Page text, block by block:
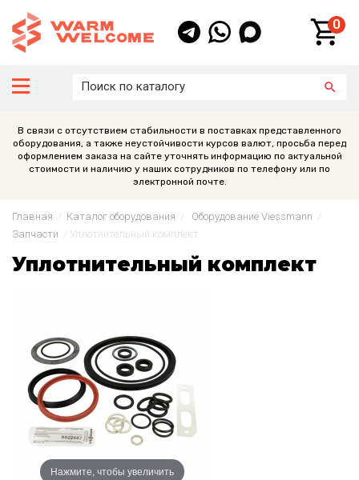
0
В связи с отсутствием стабильности в поставках представленного
оборудования, а также неустойчивости курсов валют, просьба перед
оформлением заказа на сайте уточнять информацию по актуальной
стоимости и наличию у наших сотрудников по телефону или по
электронной почте.
Главная Каталог оборудования Оборудование Viessmann
Запчасти
Уплотнительный комплект
Уплотнительный комплект
Нажмите, чтобы увеличить